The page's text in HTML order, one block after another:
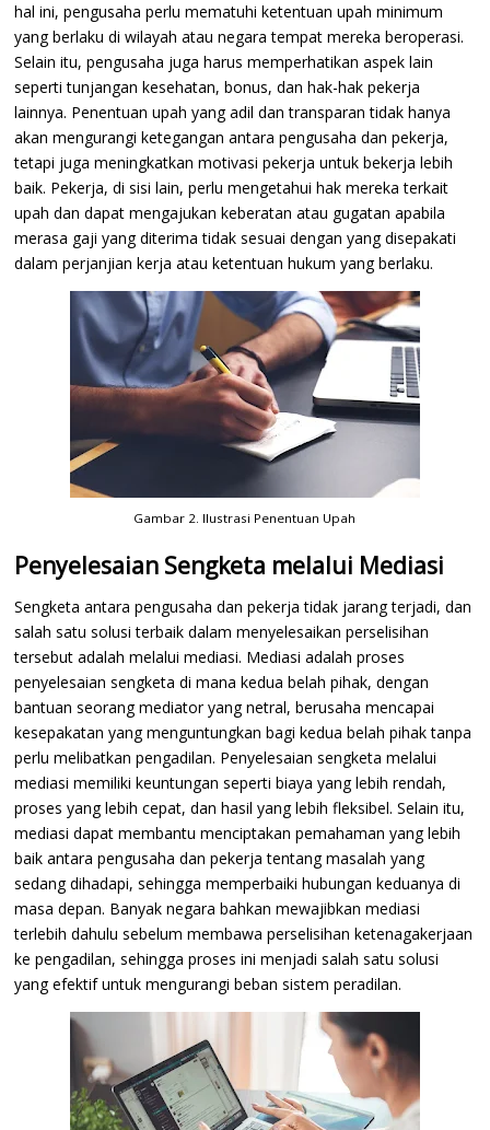
hal ini, pengusaha perlu mematuhi ketentuan upah minimum
yang berlaku di wilayah atau negara tempat mereka beroperasi.
Selain itu, pengusaha juga harus memperhatikan aspek lain
seperti tunjangan kesehatan, bonus, dan hak-hak pekerja
lainnya. Penentuan upah yang adil dan transparan tidak hanya
akan mengurangi ketegangan antara pengusaha dan pekerja,
tetapi juga meningkatkan motivasi pekerja untuk bekerja lebih
baik. Pekerja, di sisi lain, perlu mengetahui hak mereka terkait
upah dan dapat mengajukan keberatan atau gugatan apabila
merasa gaji yang diterima tidak sesuai dengan yang disepakati
dalam perjanjian kerja atau ketentuan hukum yang berlaku.
Gambar 2. Ilustrasi Penentuan Upah
Penyelesaian Sengketa melalui Mediasi
Sengketa antara pengusaha dan pekerja tidak jarang terjadi, dan
salah satu solusi terbaik dalam menyelesaikan perselisihan
tersebut adalah melalui mediasi. Mediasi adalah proses
penyelesaian sengketa di mana kedua belah pihak, dengan
bantuan seorang mediator yang netral, berusaha mencapai
kesepakatan yang menguntungkan bagi kedua belah pihak tanpa
perlu melibatkan pengadilan. Penyelesaian sengketa melalui
mediasi memiliki keuntungan seperti biaya yang lebih rendah,
proses yang lebih cepat, dan hasil yang lebih fleksibel. Selain itu,
mediasi dapat membantu menciptakan pemahaman yang lebih
baik antara pengusaha dan pekerja tentang masalah yang
sedang dihadapi, sehingga memperbaiki hubungan keduanya di
masa depan. Banyak negara bahkan mewajibkan mediasi
terlebih dahulu sebelum membawa perselisihan ketenagakerjaan
ke pengadilan, sehingga proses ini menjadi salah satu solusi
yang efektif untuk mengurangi beban sistem peradilan.